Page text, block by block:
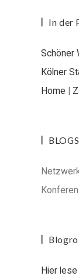
In der
Schöner
Kölner
Home |
Hier lese